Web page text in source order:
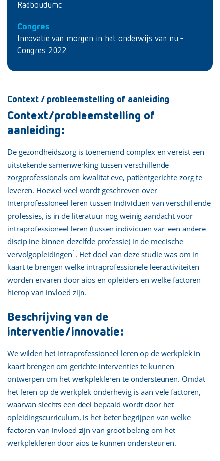
Radboudumc
Congres
Innovatie van morgen in het onderwijs van nu -
Congres 2022
Context / probleemstelling of aanleiding
Context/probleemstelling of
aanleiding:
De gezondheidszorg is toenemend complex en vereist een
uitstekende samenwerking tussen verschillende
zorgprofessionals om kwalitatieve, patiëntgerichte zorg te
leveren. Hoewel veel wordt geschreven over
interprofessioneel leren tussen individuen van verschillende
professies, is in de literatuur nog weinig aandacht voor
intraprofessioneel leren (tussen individuen van een andere
discipline binnen dezelfde professie) in de medische
vervolgopleidingen1 . Het doel van deze studie was om in
kaart te brengen welke intraprofessionele leeractiviteiten
worden ervaren door aios en opleiders en welke factoren
hierop van invloed zijn.
Beschrijving van de
interventie/innovatie:
We wilden het intraprofessioneel leren op de werkplek in
kaart brengen om gerichte interventies te kunnen
ontwerpen om het werkplekleren te ondersteunen. Omdat
het leren op de werkplek onderhevig is aan vele factoren,
waarvan slechts een deel bepaald wordt door het
opleidingscurriculum, is het beter begrijpen van welke
factoren van invloed zijn van groot belang om het
werkplekleren door aios te kunnen ondersteunen.